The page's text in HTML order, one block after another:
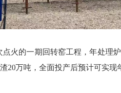
火的一期回转窑工程，年处理
20万吨，全面投产后预计可实现